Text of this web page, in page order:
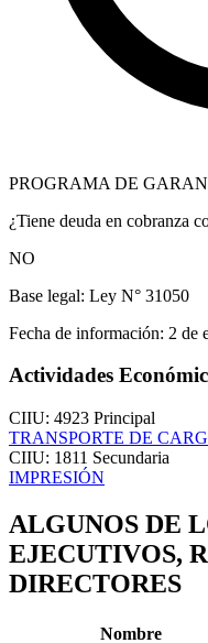
PROGRAMA DE
¿Tiene deuda en cobranza
NO
Base legal: Ley N° 31050
Fecha de información: 2 de
Actividades
CIIU: 4923 Principal
TRANSPORTE DE
CIIU: 1811 Secundaria
IMPRESIÓN
ALGUNOS DE
EJECUTIVOS,
DIRECTORES
Nombre